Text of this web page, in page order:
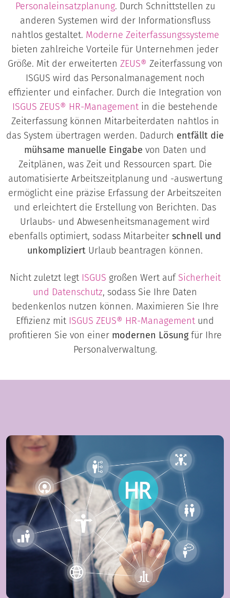
Personaleinsatzplanung. Durch Schnittstellen zu
anderen Systemen wird der Informationsfluss
nahtlos gestaltet. Moderne Zeiterfassungssysteme
bieten zahlreiche Vorteile für Unternehmen jeder
Größe. Mit der erweiterten ZEUS® Zeiterfassung von
ISGUS wird das Personalmanagement noch
effizienter und einfacher. Durch die Integration von
ISGUS ZEUS® HR-Management in die bestehende
Zeiterfassung können Mitarbeiterdaten nahtlos in
das System übertragen werden. Dadurch entfällt die
mühsame manuelle Eingabe von Daten und
Zeitplänen, was Zeit und Ressourcen spart. Die
automatisierte Arbeitszeitplanung und -auswertung
ermöglicht eine präzise Erfassung der Arbeitszeiten
und erleichtert die Erstellung von Berichten. Das
Urlaubs- und Abwesenheitsmanagement wird
ebenfalls optimiert, sodass Mitarbeiter schnell und
unkompliziert Urlaub beantragen können.
Nicht zuletzt legtISGUS großen Wert auf Sicherheit
und Datenschutz, sodass Sie Ihre Daten
bedenkenlos nutzen können. Maximieren Sie Ihre
Effizienz mit ISGUS ZEUS® HR-Management und
profitieren Sie von einer modernen Lösungfür Ihre
Personalverwaltung.